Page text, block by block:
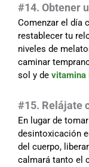
#14. Obtener
Comenzar el día
restablecer tu
niveles de
caminar
sol y de vitamina
#15. Relájate
En lugar de
desintoxicación
del cuerpo,
calmará tanto el